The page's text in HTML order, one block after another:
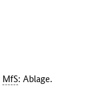
MfS: Ablage.